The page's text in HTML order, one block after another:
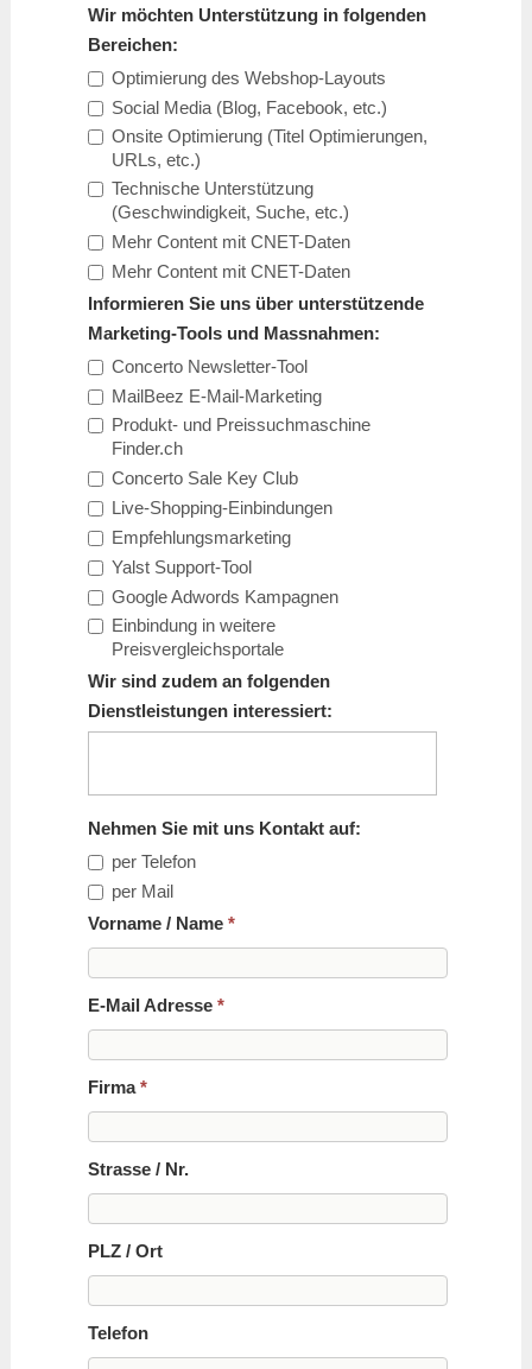
Wir möchten Unterstützung in folgenden
Bereichen:
Optimierung des Webshop-Layouts
Social Media (Blog, Facebook, etc.)
Onsite Optimierung (Titel Optimierungen,
URLs, etc.)
Technische Unterstützung
(Geschwindigkeit, Suche, etc.)
Mehr Content mit CNET-Daten
Mehr Content mit CNET-Daten
Informieren Sie uns über unterstützende
Marketing-Tools und Massnahmen:
Concerto Newsletter-Tool
MailBeez E-Mail-Marketing
Produkt- und Preissuchmaschine
Finder.ch
Concerto Sale Key Club
Live-Shopping-Einbindungen
Empfehlungsmarketing
Yalst Support-Tool
Google Adwords Kampagnen
Einbindung in weitere
Preisvergleichsportale
Wir sind zudem an folgenden
Dienstleistungen interessiert:
Nehmen Sie mit uns Kontakt auf:
per Telefon
per Mail
Vorname / Name*
E-Mail Adresse*
Firma*
Strasse / Nr.
PLZ / Ort
Telefon